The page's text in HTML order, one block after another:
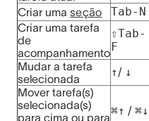
Criar uma seção Tab-N
Criar uma tarefa
de
acompanhamento
⇧Tab-
F
Mudar a tarefa
selecionada
↑/ ↓
Mover tarefa(s)
selecionada(s)
para cima ou para⌘↑ / ⌘↓